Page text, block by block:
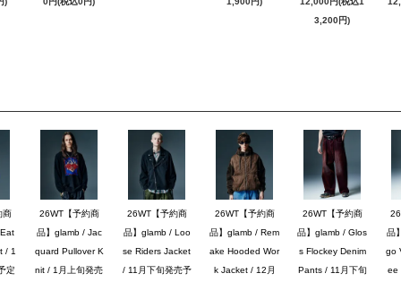
3,200円)
商
/ 1
定
26WT【予約商
品】glamb / Jac
quard Pullover K
nit / 1月上旬発売
26WT【予約商
品】glamb / Loo
se Riders Jacket
/ 11月下旬発売予
26WT【予約商
品】glamb / Rem
ake Hooded Wor
k Jacket / 12月
26WT【予約商
品】glamb / Glos
s Flockey Denim
Pants / 11月下旬
品
go
ee